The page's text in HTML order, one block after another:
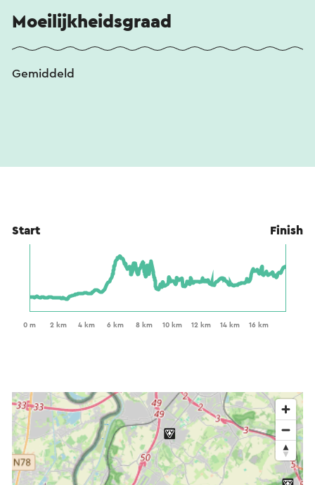
Moeilijkheidsgraad
Gemiddeld
Start Finish